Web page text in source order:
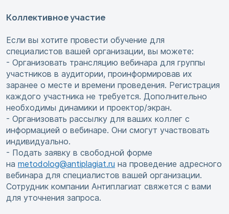
Коллективное участие
Если вы хотите провести обучение для
специалистов вашей организации, вы можете:
- Организовать трансляцию вебинара для группы
участников в аудитории, проинформировав их
заранее о месте и времени проведения. Регистрация
каждого участника не требуется. Дополнительно
необходимы динамики и проектор/экран.
- Организовать рассылку для ваших коллег с
информацией о вебинаре. Они смогут участвовать
индивидуально.
- Подать заявку в свободной форме
на metodolog@antiplagiat.ru на проведение адресного
вебинара для специалистов вашей организации.
Сотрудник компании Антиплагиат свяжется с вами
для уточнения запроса.